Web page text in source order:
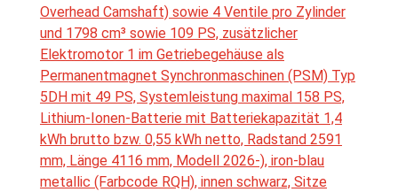
Overhead Camshaft) sowie 4 Ventile pro Zylinder
und 1798 cm³ sowie 109 PS, zusätzlicher
Elektromotor 1 im Getriebegehäuse als
Permanentmagnet Synchronmaschinen (PSM) Typ
5DH mit 49 PS, Systemleistung maximal 158 PS,
Lithium-Ionen-Batterie mit Batteriekapazität 1,4
kWh brutto bzw. 0,55 kWh netto, Radstand 2591
mm, Länge 4116 mm, Modell 2026-), iron-blau
metallic (Farbcode RQH), innen schwarz, Sitze